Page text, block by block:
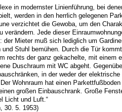
in modernster Linienführung, bei
werden in den herrlich gelegenen
verzichtet die Gewoba, um den
verändern. Jede dieser
der Mieter muß sich lediglich um
und Stuhl bemühen. Durch die Tür
rechts der ganz gekachelte, mit einem
Duschraum mit WC abgeht.
in der weder der elektrische
Wohnraum hat einen
großen Einbauschrank. Große
Licht und Luft.“
30. 5. 1953)